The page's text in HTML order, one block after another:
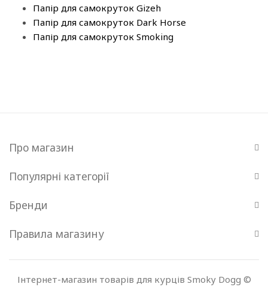
Папір для самокруток Gizeh
Папір для самокруток Dark Horse
Папір для самокруток Smoking
Про магазин
Популярні категорії
Бренди
Правила магазину
Інтернет-магазин товарів для курців Smoky Dogg ©